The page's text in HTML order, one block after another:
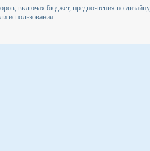
включая бюджет, предпочтения по
использования.